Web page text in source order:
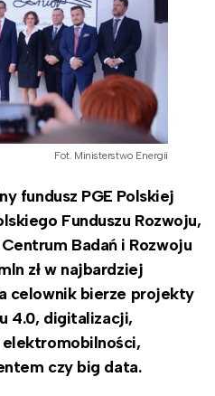
Fot. Ministerstwo Energii
fundusz PGE Polskiej
Funduszu Rozwoju,
Badań i Rozwoju
zł w najbardziej
celownik bierze projekty
4.0, digitalizacji,
elektromobilności,
czy big data.